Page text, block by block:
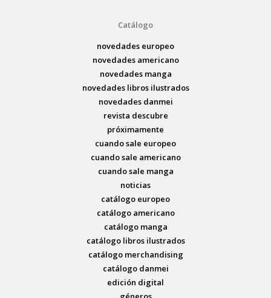
Catálogo
novedades europeo
novedades americano
novedades manga
novedades libros ilustrados
novedades danmei
revista descubre
próximamente
cuando sale europeo
cuando sale americano
cuando sale manga
noticias
catálogo europeo
catálogo americano
catálogo manga
catálogo libros ilustrados
catálogo merchandising
catálogo danmei
edición digital